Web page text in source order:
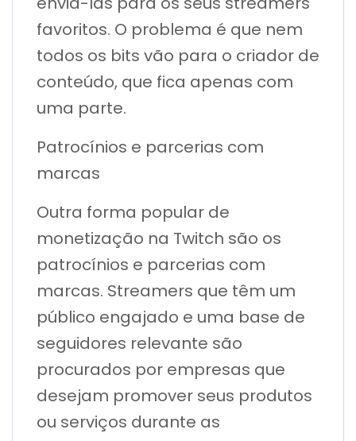
favoritos. O problema é que nem
todos os bits vão para o criador de
conteúdo, que fica apenas com
uma parte.
Patrocínios e parcerias com
marcas
Outra forma popular de
monetização na Twitch são os
patrocínios e parcerias com
marcas. Streamers que têm um
público engajado e uma base de
seguidores relevante são
procurados por empresas que
desejam promover seus produtos
ou serviços durante as